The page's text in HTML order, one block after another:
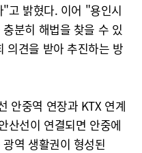
고 밝혔다. 이어 "용인시
분히 해법을 찾을 수 있
의견을 받아 추진하는 방
안중역 연장과 KTX 연계
산선이 연결되면 안중에
역 생활권이 형성된